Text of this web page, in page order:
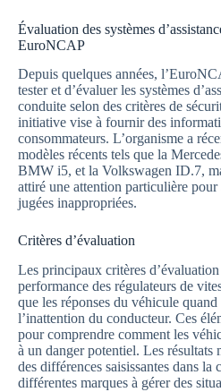
Évaluation des systèmes
EuroNCAP
Depuis quelques années,
tester et d’évaluer les systèmes
conduite selon des critères de
initiative vise à fournir des
consommateurs. L’organisme a
modèles récents tels que la
BMW i5, et la Volkswagen ID.7,
attiré une attention particulière pour
jugées inappropriées.
Critères d’évaluation
Les principaux critères
performance des régulateurs de
que les réponses du véhicule
l’inattention du conducteur. Ces
pour comprendre comment les
à un danger potentiel. Les résultats
des différences saisissantes dans la
différentes marques à gérer des